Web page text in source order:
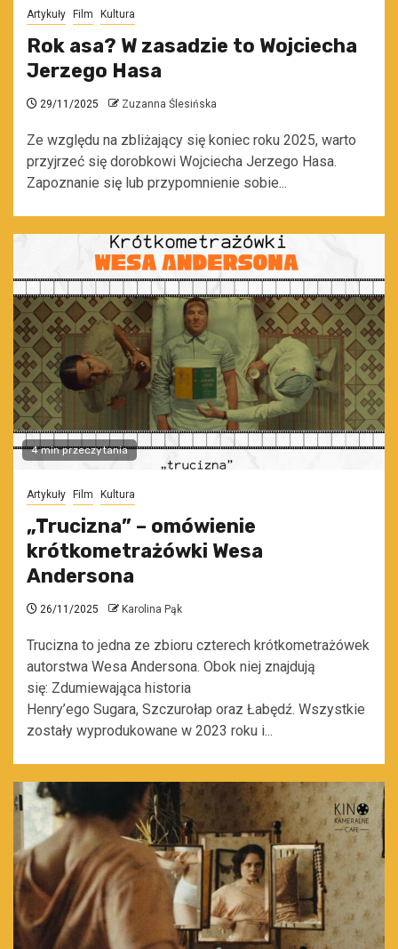
Artykuły Film Kultura
Rok asa? W zasadzie to Wojciecha
Jerzego Hasa
29/11/2025 Zuzanna Ślesińska
Ze względu na zbliżający się koniec roku 2025, warto
przyjrzeć się dorobkowi Wojciecha Jerzego Hasa.
Zapoznanie się lub przypomnienie sobie...
4 min przeczytania
Artykuły Film Kultura
„Trucizna” – omówienie
krótkometrażówki Wesa
Andersona
26/11/2025 Karolina Pąk
Trucizna to jedna ze zbioru czterech krótkometrażówek
autorstwa Wesa Andersona. Obok niej znajdują
się: Zdumiewająca historia
Henry’ego Sugara, Szczurołap oraz Łabędź. Wszystkie
zostały wyprodukowane w 2023 roku i...